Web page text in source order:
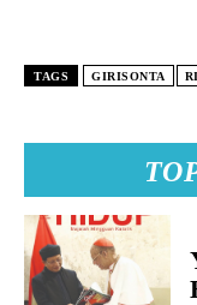
TAGS GIRISONTA